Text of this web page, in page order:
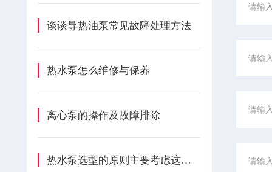
谈谈导热油泵常见故障处理方法
热水泵怎么维修与保养
离心泵的操作及故障排除
热水泵选型的原则主要考虑这三大因素